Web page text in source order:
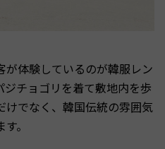
が体験しているのが韓服レン
チョゴリを着て敷地内を歩
けでなく、韓国伝統の雰囲気
。